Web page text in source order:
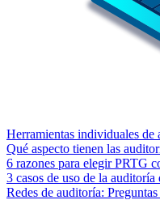
Herramientas individuales de
Qué aspecto tienen las
6 razones para elegir PRTG
3 casos de uso de la auditoría
Redes de auditoría: